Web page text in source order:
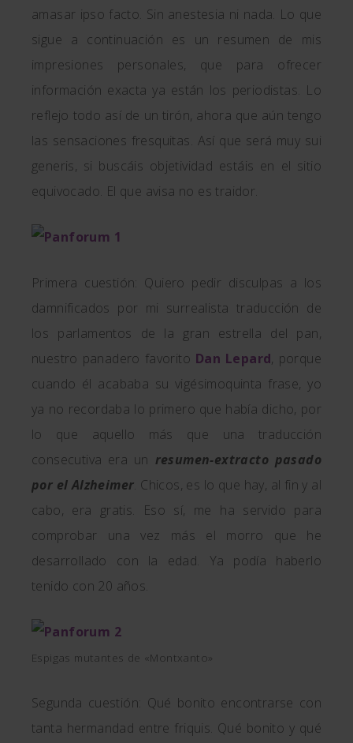
amasar ipso facto. Sin anestesia ni nada. Lo que
sigue a continuación es un resumen de mis
impresiones personales, que para ofrecer
información exacta ya están los periodistas. Lo
reflejo todo así de un tirón, ahora que aún tengo
las sensaciones fresquitas. Así que será muy sui
generis, si buscáis objetividad estáis en el sitio
equivocado. El que avisa no es traidor.
Primera cuestión: Quiero pedir disculpas a los
damnificados por mi surrealista traducción de
los parlamentos de la gran estrella del pan,
nuestro panadero favorito Dan Lepard, porque
cuando él acababa su vigésimoquinta frase, yo
ya no recordaba lo primero que había dicho, por
lo que aquello más que una traducción
consecutiva era un resumen-extracto pasado
por el Alzheimer. Chicos, es lo que hay, al fin y al
cabo, era gratis. Eso sí, me ha servido para
comprobar una vez más el morro que he
desarrollado con la edad. Ya podía haberlo
tenido con 20 años.
Espigas mutantes de «Montxanto»
Segunda cuestión: Qué bonito encontrarse con
tanta hermandad entre friquis. Qué bonito y qué